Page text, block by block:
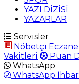
YAZI DİZİSİ
YAZARLAR
Servisler
Nöbetçi
Vakitleri
Puan
WhatsApp
WhatsApp İhbar